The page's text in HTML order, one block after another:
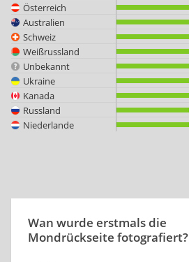
Österreich
Australien
Schweiz
Weißrussland
Unbekannt
Ukraine
Kanada
Russland
Niederlande
Wan wurde erstmals die
Mondrückseite fotografiert?